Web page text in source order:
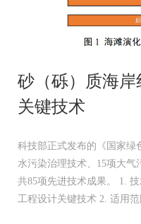
砂（砾）质海
关键技术
科技部正式发布的《国家绿
水污染治理技术、15项大气
共85项先进技术成果。 1.
工程设计关键技术 2. 适用